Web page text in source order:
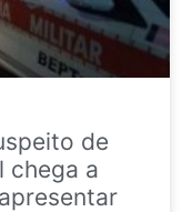
de
chega a